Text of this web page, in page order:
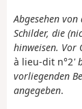
Abgesehen
Schilder, die
hinweisen. Vor
à lieu-dit n°2'
vorliegenden
angegeben.